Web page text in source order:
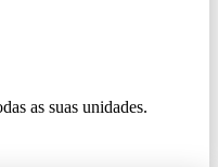
as suas unidades.